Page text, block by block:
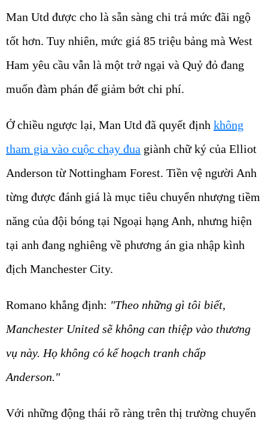
Man Utd được cho là sẵn sàng chi trả mức đãi ngộ
tốt hơn. Tuy nhiên, mức giá 85 triệu bảng mà West
Ham yêu cầu vẫn là một trở ngại và Quỷ đỏ đang
muốn đàm phán để giảm bớt chi phí.
Ở chiều ngược lại, Man Utd đã quyết định không
tham gia vào cuộc chạy đua giành chữ ký của Elliot
Anderson từ Nottingham Forest. Tiền vệ người Anh
từng được đánh giá là mục tiêu chuyển nhượng tiềm
năng của đội bóng tại Ngoại hạng Anh, nhưng hiện
tại anh đang nghiêng về phương án gia nhập kình
địch Manchester City.
Romano khẳng định: "Theo những gì tôi biết,
Manchester United sẽ không can thiệp vào thương
vụ này. Họ không có kế hoạch tranh chấp
Anderson."
Với những động thái rõ ràng trên thị trường chuyển